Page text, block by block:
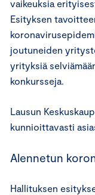
vaikeuksia
Esityksen
joutuneiden
yrityksiä
konkursseja.
Lausun
kunnioittavasti
Alennetun
Hallituksen